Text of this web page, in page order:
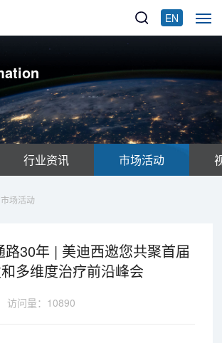
EN
行业资讯 市场活动
市场活动
路30年 | 美迪西邀您共聚首届
多维度治疗前沿峰会
访问量： 10890